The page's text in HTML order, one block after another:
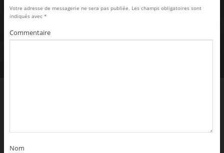
Votre adresse de messagerie ne sera pas publiée. Les champs obligatoires sont
indiqués avec *
Commentaire
Nom